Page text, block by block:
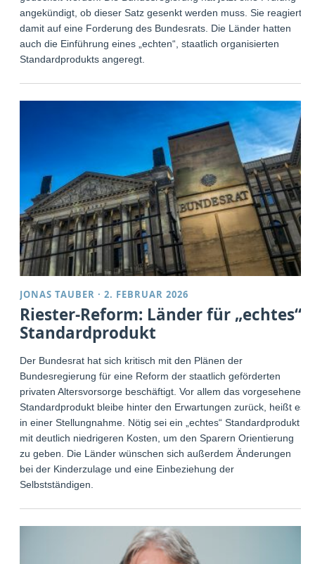
angekündigt, ob dieser Satz gesenkt werden muss. Sie reagiert
damit auf eine Forderung des Bundesrats. Die Länder hatten
auch die Einführung eines „echten“, staatlich organisierten
Standardprodukts angeregt.
JONAS TAUBER ·2. FEBRUAR 2026
Riester-Reform: Länder für „echtes“
Standardprodukt
Der Bundesrat hat sich kritisch mit den Plänen der
Bundesregierung für eine Reform der staatlich geförderten
privaten Altersvorsorge beschäftigt. Vor allem das vorgesehene
Standardprodukt bleibe hinter den Erwartungen zurück, heißt es
in einer Stellungnahme. Nötig sei ein „echtes“ Standardprodukt
mit deutlich niedrigeren Kosten, um den Sparern Orientierung
zu geben. Die Länder wünschen sich außerdem Änderungen
bei der Kinderzulage und eine Einbeziehung der
Selbstständigen.